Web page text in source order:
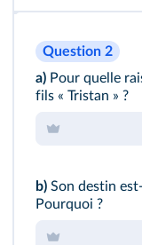
Question 2
a) Pour quelle
fils « Tristan » ?
b) Son destin
Pourquoi ?